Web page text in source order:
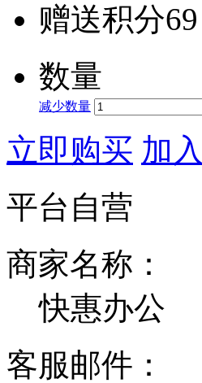
赠送积分69
数量
减少数量
立即购买 加
平台自营
商家名称：
快惠办公
客服邮件：